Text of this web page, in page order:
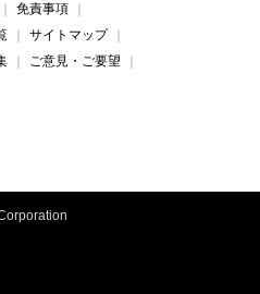
免責事項
サイトマップ
ご意見・ご要望